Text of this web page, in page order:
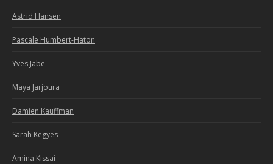
Astrid Hansen
Pascale Humbert-Haton
Yves Jabe
Maya Jarjoura
Damien Kauffman
Sarah Kegyes
Amina Kissai